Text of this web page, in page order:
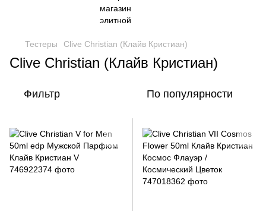
Тестеры Clive Christian (Клайв Кристиан)
Clive Christian (Клайв Кристиан)
Фильтр По популярности